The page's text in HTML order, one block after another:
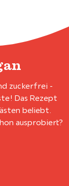
zuckerfrei -
Das Rezept
beliebt.
ausprobiert?